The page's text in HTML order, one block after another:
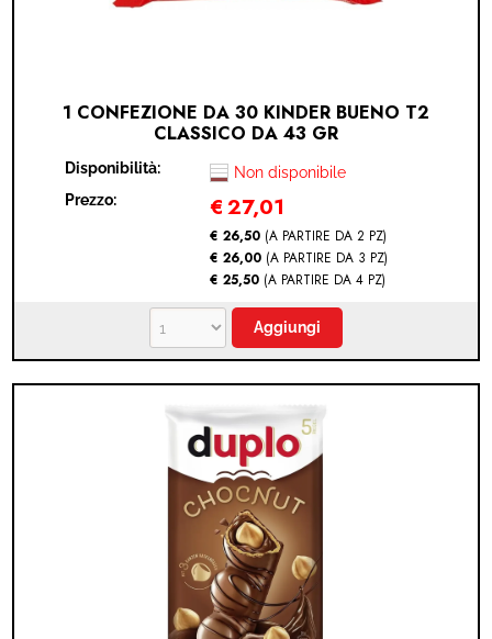
1 CONFEZIONE DA 30 KINDER BUENO T2
CLASSICO DA 43 GR
Disponibilità:
Non disponibile
Prezzo:
€27,01
€ 26,50 (A PARTIRE DA 2 PZ)
€ 26,00 (A PARTIRE DA 3 PZ)
€ 25,50 (A PARTIRE DA 4 PZ)